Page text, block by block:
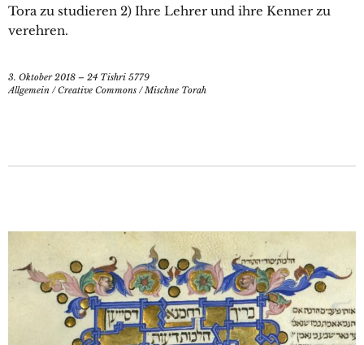
Tora zu studieren 2) Ihre Lehrer und ihre Kenner zu
verehren.
3. Oktober 2018 – 24 Tishri 5779
Allgemein /Creative Commons / Mischne Torah